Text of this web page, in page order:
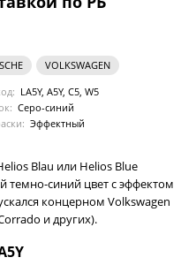
VOLKSWAGEN
LA5Y, A5Y, C5, W5
Серо-синий
Эффектный
Blau или Helios Blue
темно-синий цвет с эффектом
концерном Volkswagen
и других).